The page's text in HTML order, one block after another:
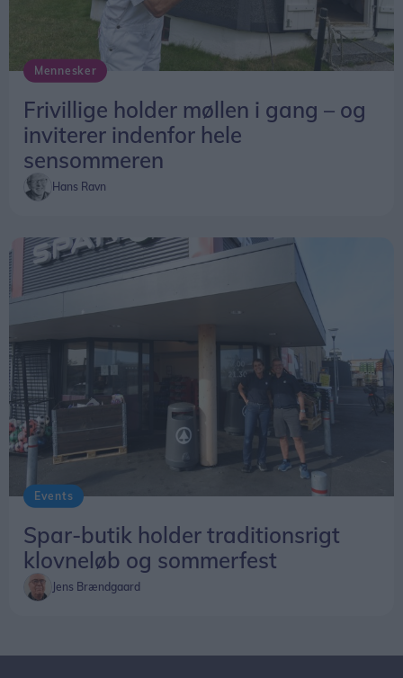
Mennesker
Frivillige holder møllen i gang – og
inviterer indenfor hele
sensommeren
Hans Ravn
Events
Spar-butik holder traditionsrigt
klovneløb og sommerfest
Jens Brændgaard